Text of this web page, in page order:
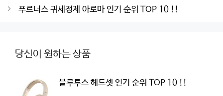
navigation
푸르너스 귀세정제 아로마 인기 순위 TOP 10 !!
당신이 원하는 상품
블루투스 헤드셋 인기 순위 TOP 10 !!